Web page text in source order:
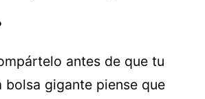
antes de que tu
bolsa gigante piense que